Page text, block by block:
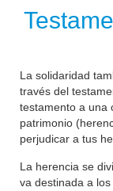
La solidaridad
través del
testamento a una
patrimonio
perjudicar a tus
La herencia se
va destinada a